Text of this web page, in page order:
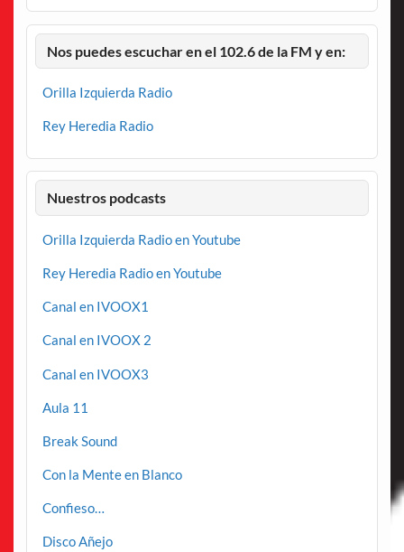
Nos puedes escuchar en el 102.6 de la FM y en:
Orilla Izquierda Radio
Rey Heredia Radio
Nuestros podcasts
Orilla Izquierda Radio en Youtube
Rey Heredia Radio en Youtube
Canal en IVOOX1
Canal en IVOOX 2
Canal en IVOOX3
Aula 11
Break Sound
Con la Mente en Blanco
Confieso…
Disco Añejo